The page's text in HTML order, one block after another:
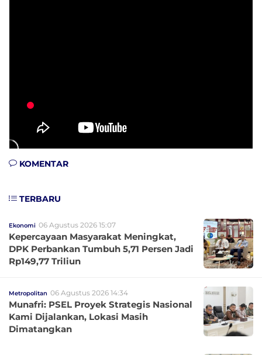
KOMENTAR
TERBARU
Ekonomi 06 Agustus 2026 15:07
Kepercayaan Masyarakat Meningkat,
DPK Perbankan Tumbuh 5,71 Persen Jadi
Rp149,77 Triliun
Metropolitan 06 Agustus 2026 14:34
Munafri: PSEL Proyek Strategis Nasional
Kami Dijalankan, Lokasi Masih
Dimatangkan